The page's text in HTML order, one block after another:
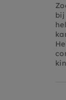
bij